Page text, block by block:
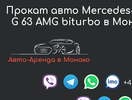
Прокат авто
G 63 AMG biturbo в
Авто-Аренда в Монако